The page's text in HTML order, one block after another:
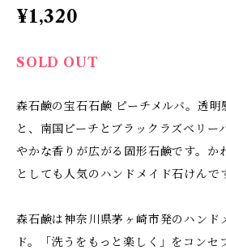
¥1,320
SOLD OUT
森石鹸の宝石石鹸 ピーチメルバ。透
と、南国ピーチとブラックラズベリー
やかな香りが広がる固形石鹸です。か
としても人気のハンドメイド石けんで
森石鹸は神奈川県茅ヶ崎市発のハンド
ド。「洗うをもっと楽しく」をコンセ